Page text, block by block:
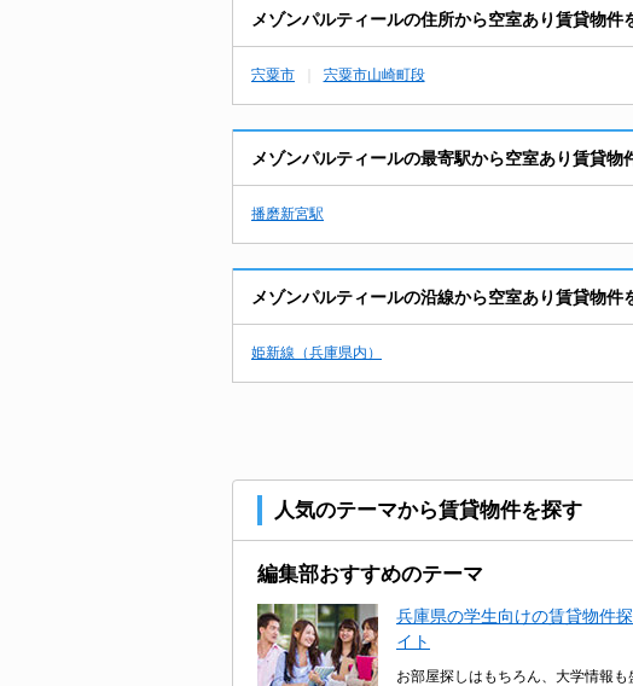
メゾンパルティールの住所から空室あり賃貸物件
宍粟市 宍粟市山崎町段
メゾンパルティールの最寄駅から空室あり賃貸物
播磨新宮駅
メゾンパルティールの沿線から空室あり賃貸物件
姫新線（兵庫県内）
人気のテーマから賃貸物件を探す
編集部おすすめのテーマ
兵庫県の学生向けの賃貸物件
イト
お部屋探しはもちろん、大学情報